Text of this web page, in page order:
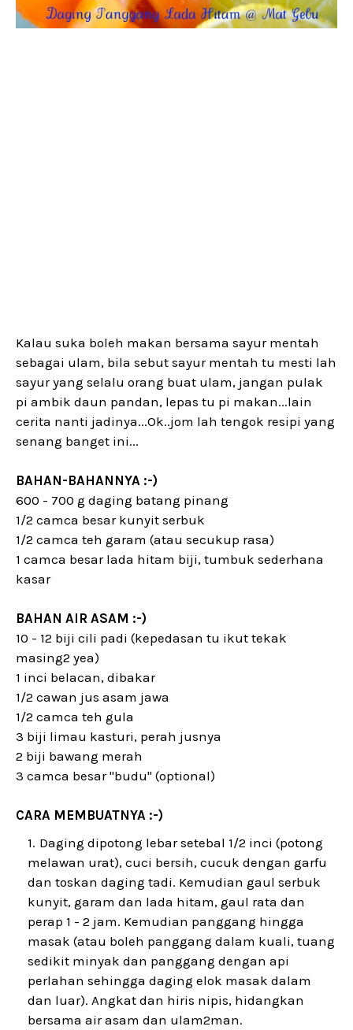
Kalau suka boleh makan bersama sayur mentah
sebagai ulam, bila sebut sayur mentah tu mesti lah
sayur yang selalu orang buat ulam, jangan pulak
pi ambik daun pandan, lepas tu pi makan...lain
cerita nanti jadinya...Ok..jom lah tengok resipi yang
senang banget ini...
BAHAN-BAHANNYA :-)
600 - 700 g daging batang pinang
1/2 camca besar kunyit serbuk
1/2 camca teh garam (atau secukup rasa)
1 camca besar lada hitam biji, tumbuk sederhana
kasar
BAHAN AIR ASAM :-)
10 - 12 biji cili padi (kepedasan tu ikut tekak
masing2 yea)
1 inci belacan, dibakar
1/2 cawan jus asam jawa
1/2 camca teh gula
3 biji limau kasturi, perah jusnya
2 biji bawang merah
3 camca besar "budu" (optional)
CARA MEMBUATNYA :-)
Daging dipotong lebar setebal 1/2 inci (potong
melawan urat), cuci bersih, cucuk dengan garfu
dan toskan daging tadi. Kemudian gaul serbuk
kunyit, garam dan lada hitam, gaul rata dan
perap 1 - 2 jam. Kemudian panggang hingga
masak (atau boleh panggang dalam kuali, tuang
sedikit minyak dan panggang dengan api
perlahan sehingga daging elok masak dalam
dan luar). Angkat dan hiris nipis, hidangkan
bersama air asam dan ulam2man.